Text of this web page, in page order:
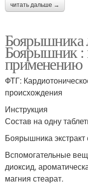
читать дальше →
Боярышника
Боярышник :
применению
ФТГ:
происхождения
Инструкция
Состав на одну
Боярышника экстракт
Вспомогательные
диоксид,
магния стеарат.